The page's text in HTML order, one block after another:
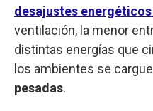
desajustes
ventilación, la menor
distintas energías que
los ambientes se
pesadas.